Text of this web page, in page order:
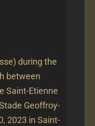
during the
between
Saint-Etienne
Geoffroy-
2023 in Saint-